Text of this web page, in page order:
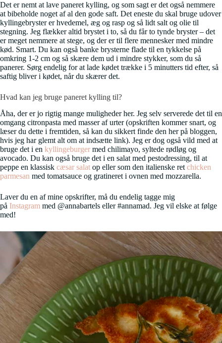
Det er nemt at lave paneret kylling, og som sagt er det også nemmere
at bibeholde noget af al den gode saft. Det eneste du skal bruge udover
kyllingebryster er hvedemel, æg og rasp og så lidt salt og olie til
stegning. Jeg flækker altid brystet i to, så du får to tynde bryster – det
er meget nemmere at stege, og der er til flere mennesker med mindre
kød. Smart. Du kan også banke brysterne flade til en tykkelse på
omkring 1-2 cm og så skære dem ud i mindre stykker, som du så
panerer. Sørg endelig for at lade kødet trække i 5 minutters tid efter, så
saftig bliver i kødet, når du skærer det.
Hvad kan jeg bruge paneret kylling til?
Åha, der er jo rigtig mange muligheder her. Jeg selv serverede det til en
omgang citronpasta med masser af urter (opskriften kommer snart, og
læser du dette i fremtiden, så kan du sikkert finde den her på bloggen,
hvis jeg har glemt alt om at indsætte link). Jeg er dog også vild med at
bruge det i en kyllingeburger med chilimayo, syltede rødløg og
avocado. Du kan også bruge det i en salat med pestodressing, til at
peppe en klassisk cæsar salat op eller som den italienske ret chicken
parmesan med tomatsauce og gratineret i ovnen med mozzarella.
Laver du en af mine opskrifter, må du endelig tagge mig
på Instagram med @annabartels eller #annamad. Jeg vil elske at følge
med!